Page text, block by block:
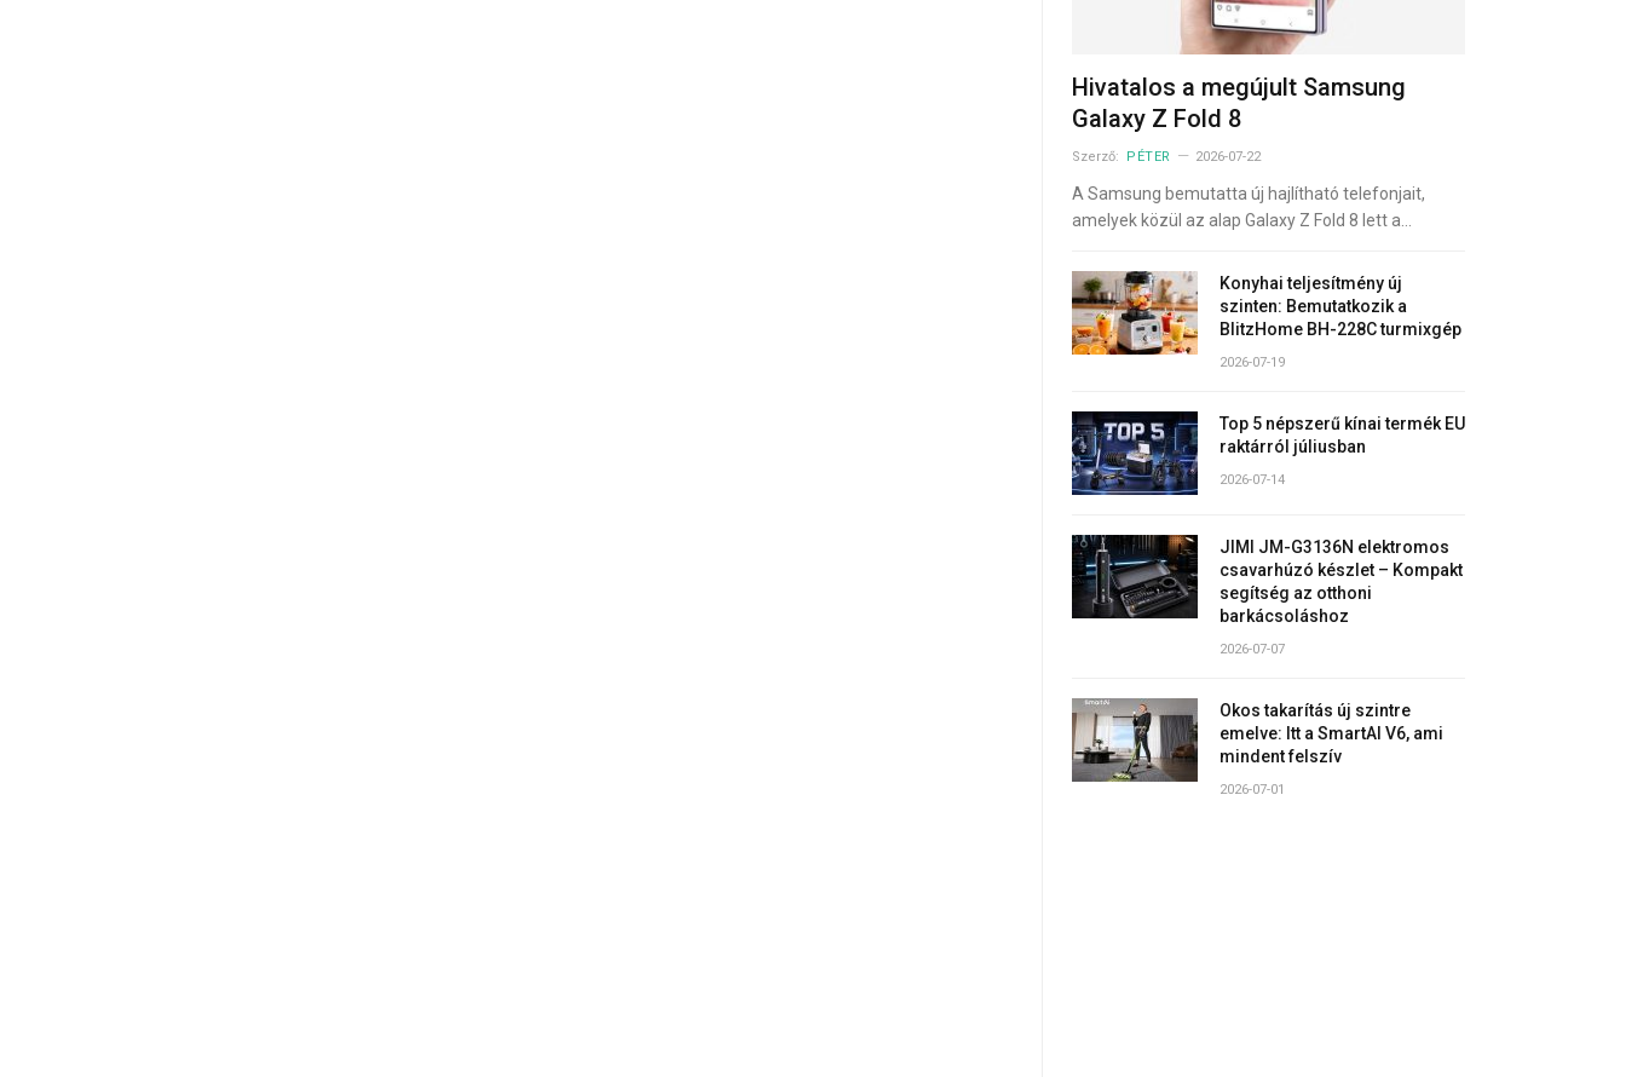
Hivatalos a megújult Samsung
Galaxy Z Fold 8
Szerző: PÉTER 2026-07-22
A Samsung bemutatta új hajlítható telefonjait,
amelyek közül az alap Galaxy Z Fold 8 lett a…
Konyhai teljesítmény új
szinten: Bemutatkozik a
BlitzHome BH-228C turmixgép
2026-07-19
Top 5 népszerű kínai termék EU
raktárról júliusban
2026-07-14
JIMI JM-G3136N elektromos
csavarhúzó készlet – Kompakt
segítség az otthoni
barkácsoláshoz
2026-07-07
Okos takarítás új szintre
emelve: Itt a SmartAI V6, ami
mindent felszív
2026-07-01